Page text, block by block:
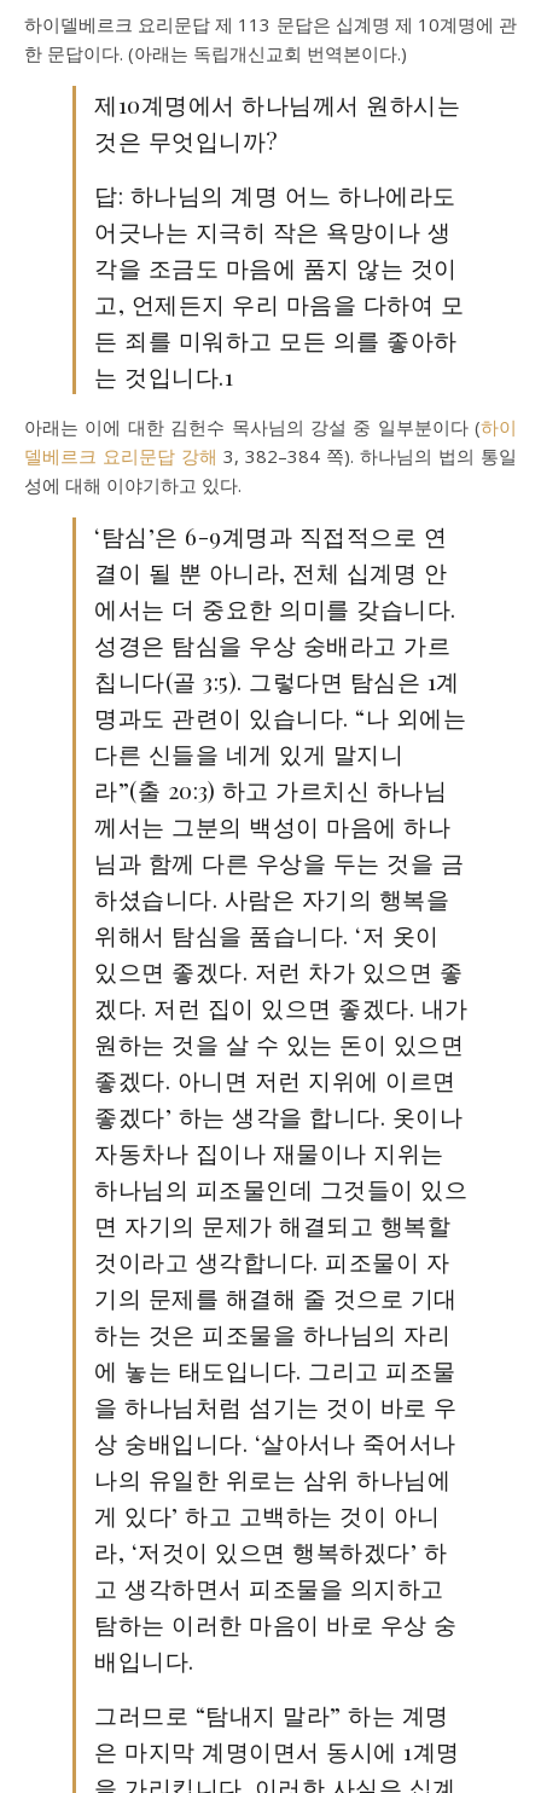
하이델베르크 요리문답 제 113 문답은 십계명 제 10계명에 관
한 문답이다. (아래는 독립개신교회 번역본이다.)
제10계명에서 하나님께서 원하시는
것은 무엇입니까?
답: 하나님의 계명 어느 하나에라도
어긋나는 지극히 작은 욕망이나 생
각을 조금도 마음에 품지 않는 것이
고, 언제든지 우리 마음을 다하여 모
든 죄를 미워하고 모든 의를 좋아하
는 것입니다.1
아래는 이에 대한 김헌수 목사님의 강설 중 일부분이다 (하이
델베르크 요리문답 강해 3, 382–384 쪽). 하나님의 법의 통일
성에 대해 이야기하고 있다.
‘탐심’은 6-9계명과 직접적으로 연
결이 될 뿐 아니라, 전체 십계명 안
에서는 더 중요한 의미를 갖습니다.
성경은 탐심을 우상 숭배라고 가르
칩니다(골 3:5). 그렇다면 탐심은 1계
명과도 관련이 있습니다. “나 외에는
다른 신들을 네게 있게 말지니
라”(출 20:3) 하고 가르치신 하나님
께서는 그분의 백성이 마음에 하나
님과 함께 다른 우상을 두는 것을 금
하셨습니다. 사람은 자기의 행복을
위해서 탐심을 품습니다. ‘저 옷이
있으면 좋겠다. 저런 차가 있으면 좋
겠다. 저런 집이 있으면 좋겠다. 내가
원하는 것을 살 수 있는 돈이 있으면
좋겠다. 아니면 저런 지위에 이르면
좋겠다’ 하는 생각을 합니다. 옷이나
자동차나 집이나 재물이나 지위는
하나님의 피조물인데 그것들이 있으
면 자기의 문제가 해결되고 행복할
것이라고 생각합니다. 피조물이 자
기의 문제를 해결해 줄 것으로 기대
하는 것은 피조물을 하나님의 자리
에 놓는 태도입니다. 그리고 피조물
을 하나님처럼 섬기는 것이 바로 우
상 숭배입니다. ‘살아서나 죽어서나
나의 유일한 위로는 삼위 하나님에
게 있다’ 하고 고백하는 것이 아니
라, ‘저것이 있으면 행복하겠다’ 하
고 생각하면서 피조물을 의지하고
탐하는 이러한 마음이 바로 우상 숭
배입니다.
그러므로 “탐내지 말라” 하는 계명
은 마지막 계명이면서 동시에 1계명